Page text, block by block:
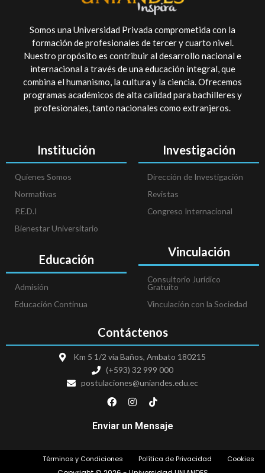
Somos una Universidad Privada comprometida con la
formación de profesionales de tercer y cuarto nivel.
Nuestro propósito es contribuir al desarrollo nacional e
internacional a través de una educación integral, que
combina el humanismo, la cultura y la ciencia. Ofrecemos
programas académicos de alta calidad para bachilleres y
profesionales, tanto nacionales como extranjeros.
Institución
Quienes Somos
Normativas
P.E.D.I
Bienestar Universitario
Educación
Admisión
Educación Continua
Investigación
Dirección de Investigación
Revistas
Congreso Internacional
Vinculación
Consultorio Jurídico
Gratuito
Vinculación con la Sociedad
Contáctenos
Km 5 1/2 vía Baños, Ambato 180215
(+593) 32 999 000
postulaciones@uniandes.edu.ec
F
a
e
o
k
I
n
t
r
T
i
t
Enviar un Mensaje
Términos y Condiciones Política de Privacidad Cookies